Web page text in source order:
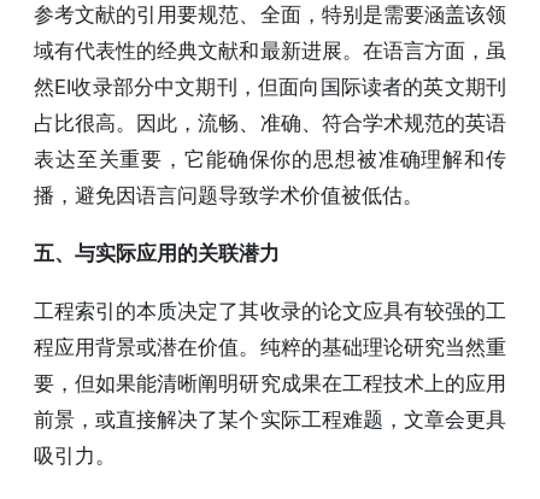
参考文献的引用要规范、全面，特别是需要涵盖该领
域有代表性的经典文献和最新进展。在语言方面，虽
然EI收录部分中文期刊，但面向国际读者的英文期刊
占比很高。因此，流畅、准确、符合学术规范的英语
表达至关重要，它能确保你的思想被准确理解和传
播，避免因语言问题导致学术价值被低估。
五、与实际应用的关联潜力
工程索引的本质决定了其收录的论文应具有较强的工
程应用背景或潜在价值。纯粹的基础理论研究当然重
要，但如果能清晰阐明研究成果在工程技术上的应用
前景，或直接解决了某个实际工程难题，文章会更具
吸引力。